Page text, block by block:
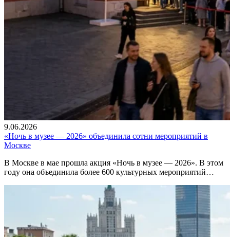
9.06.2026
«Ночь в музее — 2026» объединила сотни мероприятий в
Москве
В Москве в мае прошла акция «Ночь в музее — 2026». В этом
году она объединила более 600 культурных мероприятий…